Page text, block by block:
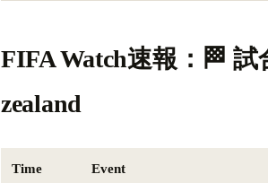
FIFA Watch速報：🏁 試
zealand
Time Event